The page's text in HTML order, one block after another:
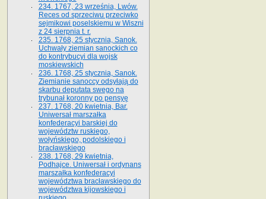
234. 1767, 23 września, Lwów.
Reces od sprzeciwu przeciwko
sejmikowi poselskiemu w Wiszni
z 24 sierpnia t. r.
235. 1768, 25 stycznia, Sanok.
Uchwały ziemian sanockich co
do kontrybucyi dla wojsk
moskiewskich
236. 1768, 25 stycznia, Sanok.
Ziemianie sanoccy odsyłają do
skarbu deputata swego na
trybunał koronny po pensyę
237. 1768, 20 kwietnia, Bar.
Uniwersał marszałka
konfederacyi barskiej do
województw ruskiego,
wołyńskiego, podolskiego i
bracławskiego
238. 1768, 29 kwietnia,
Podhajce. Uniwersał i ordynans
marszałka konfederacyi
województwa bracławskiego do
wo­jewództwa kijowskiego i